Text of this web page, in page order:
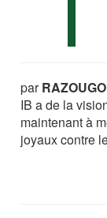
par
IB a de la
maintenant à
joyaux contre